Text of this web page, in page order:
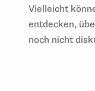
Vielleicht
entdecken,
noch nicht